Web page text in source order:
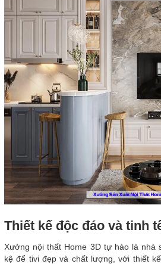
Thiết kế độc đáo và tinh
Xưởng nội thất Home 3D tự hào là nhà
kệ để tivi đẹp và chất lượng, với thiết